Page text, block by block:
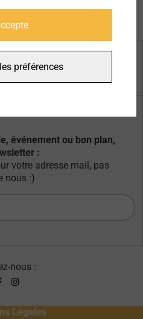
événement ou bon plan,
:
votre adresse mail, pas
nous :)
nous :
Légales
préférences